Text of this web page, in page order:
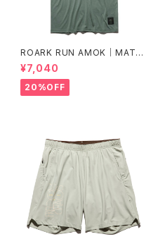
ROARK RUN AMOK｜MATHI
S CORE SS col.FOREST
¥7,040
20%OFF